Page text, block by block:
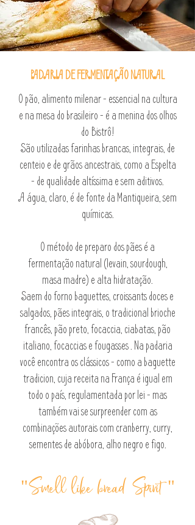
PADARIA DE FERMENTAÇÃO NATURAL
O pão, alimento milenar - essencial na cultura
e na mesa do brasileiro - é a menina dos olhos
do Bistrô!
São utilizadas farinhas brancas, integrais, de
centeio e de grãos ancestrais, como a Espelta
- de qualidade altíssima e sem aditivos.
A água, claro, é de fonte da Mantiqueira, sem
químicas.
O método de preparo dos pães é a
fermentação natural (levain, sourdough,
masa madre) e alta hidratação.
Saem do forno baguettes, croissants doces e
salgados, pães integrais, o tradicional brioche
francês, pão preto, focaccia, ciabatas, pão
italiano, focaccias e fougasses . Na padaria
você encontra os clássicos - como a baguette
tradicion, cuja receita na França é igual em
todo o país, regulamentada por lei - mas
também vai se surpreender com as
combinações autorais com cranberry, curry,
sementes de abóbora, alho negro e figo.
"Smell like bread Spirit "